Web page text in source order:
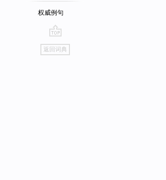
权威例句
go
top
返回词典